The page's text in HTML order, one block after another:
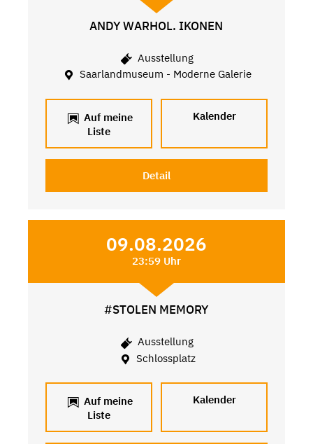
ANDY WARHOL. IKONEN
Ausstellung
Saarlandmuseum - Moderne Galerie
Auf meine
Liste
Kalender
Detail
09.08.2026
23:59 Uhr
#STOLEN MEMORY
Ausstellung
Schlossplatz
Auf meine
Liste
Kalender